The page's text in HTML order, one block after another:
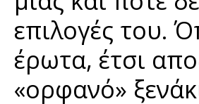
επιλογές του.
έρωτα, έτσι
«ορφανό»